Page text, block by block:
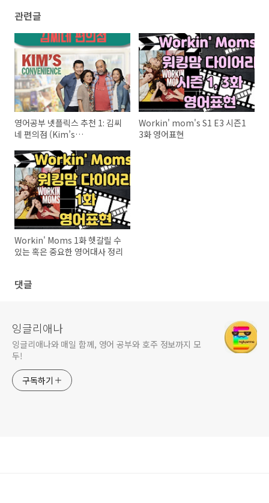
관련글
영어공부 넷플릭스 추천 1: 김씨
네 편의점 (Kim’s
Workin' mom's S1 E3 시즌1
3화 영어표현
Workin' Moms 1화 헷갈릴 수
있는 혹은 중요한 영어대사 정리
댓글
잉글리애나
잉글리애나와 매일 함께, 영어 공부와 호주 정보까지 모
두!
구독하기